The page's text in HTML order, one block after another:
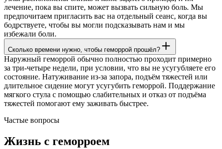
лечение, пока вы спите, может вызвать сильную боль. Мы
предпочитаем пригласить вас на отдельный сеанс, когда вы
бодрствуете, чтобы вы могли подсказывать нам и мы
избежали боли.
Сколько времени нужно, чтобы геморрой прошёл?
Наружный геморрой обычно полностью проходит примерно
за три-четыре недели, при условии, что вы не усугубляете его
состояние. Натуживание из-за запора, подъём тяжестей или
длительное сидение могут усугубить геморрой. Поддержание
мягкого стула с помощью слабительных и отказ от подъёма
тяжестей помогают ему заживать быстрее.
Частые вопросы
Жизнь с геморроем